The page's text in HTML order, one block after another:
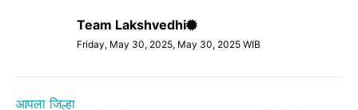
Team Lakshvedhi
Friday, May 30, 2025, May 30, 2025 WIB
आपला जिल्हा